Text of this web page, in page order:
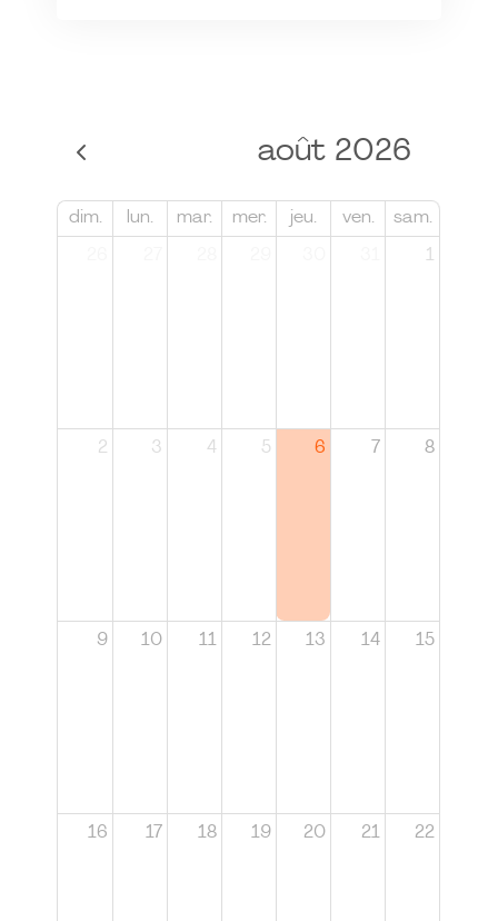
août 2026
dim. lun. mar. mer. jeu. ven. sam.
1
2 3 4 5 6 7 8
9 10 11 12 13 14 15
16 17 18 19 20 21 22